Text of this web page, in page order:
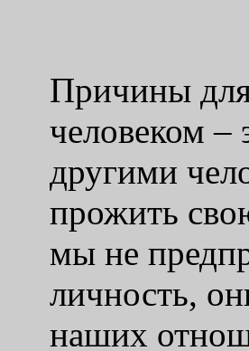
Причины
человеком –
другими
прожить
мы не
личность,
наших